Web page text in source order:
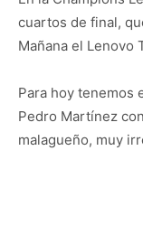
cuartos de final,
Mañana el Lenovo
Para hoy tenemos
Pedro Martínez
malagueño, muy